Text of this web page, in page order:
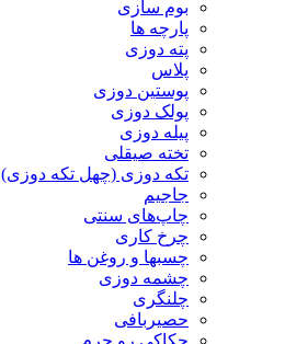
بوم سازی
پارچه ها
پته دوزی
پلاس
پوستین دوزی
پولک دوزی
پیله دوزی
تخته صیقلی
تکه دوزی (چهل تکه دوزی)
جاجیم
چاپ‌های سنتی
چرخ کاری
چسبها و روغن ها
چشمه دوزی
چلنگری
حصیربافی